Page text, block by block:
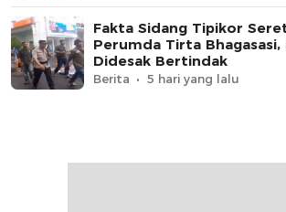
Fakta Sidang Tipikor
Perumda Tirta
Didesak Bertindak
Berita 5 hari yang lalu